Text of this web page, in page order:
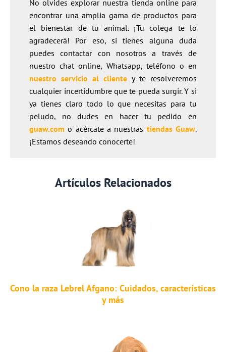
No olvides explorar nuestra tienda online para
encontrar una amplia gama de productos para
el bienestar de tu animal. ¡Tu colega te lo
agradecerá! Por eso, si tienes alguna duda
puedes contactar con nosotros a través de
nuestro chat online, Whatsapp, teléfono o en
nuestro servicio al cliente y te resolveremos
cualquier incertidumbre que te pueda surgir. Y si
ya tienes claro todo lo que necesitas para tu
peludo, no dudes en hacer tu pedido en
guaw.com o acércate a nuestras tiendas Guaw.
¡Estamos deseando conocerte!
Artículos Relacionados
Cono la raza Lebrel Afgano: Cuidados, características
y más